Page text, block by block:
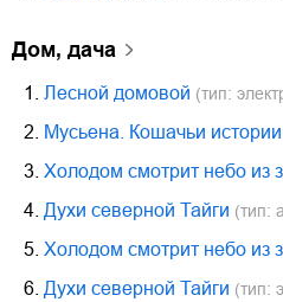
дом, дача
1. Лесной домовой (тип:
2. Мусьена. Кошачьи истории
3. Холодом смотрит небо из
4. Духи северной Тайги (тип:
5. Холодом смотрит небо из
6. Духи северной Тайги (тип: